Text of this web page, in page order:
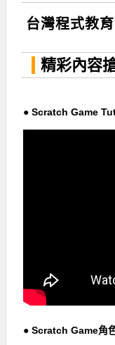
台灣程式教
精彩內容
● Scratch Game
● Scratch Game角